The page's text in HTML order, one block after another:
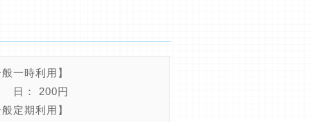
一時利用】
： 200円
定期利用】